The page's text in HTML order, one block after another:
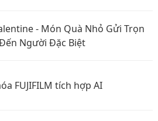
- Món Quà Nhỏ Gửi Trọn
Người Đặc Biệt
FUJIFILM tích hợp AI